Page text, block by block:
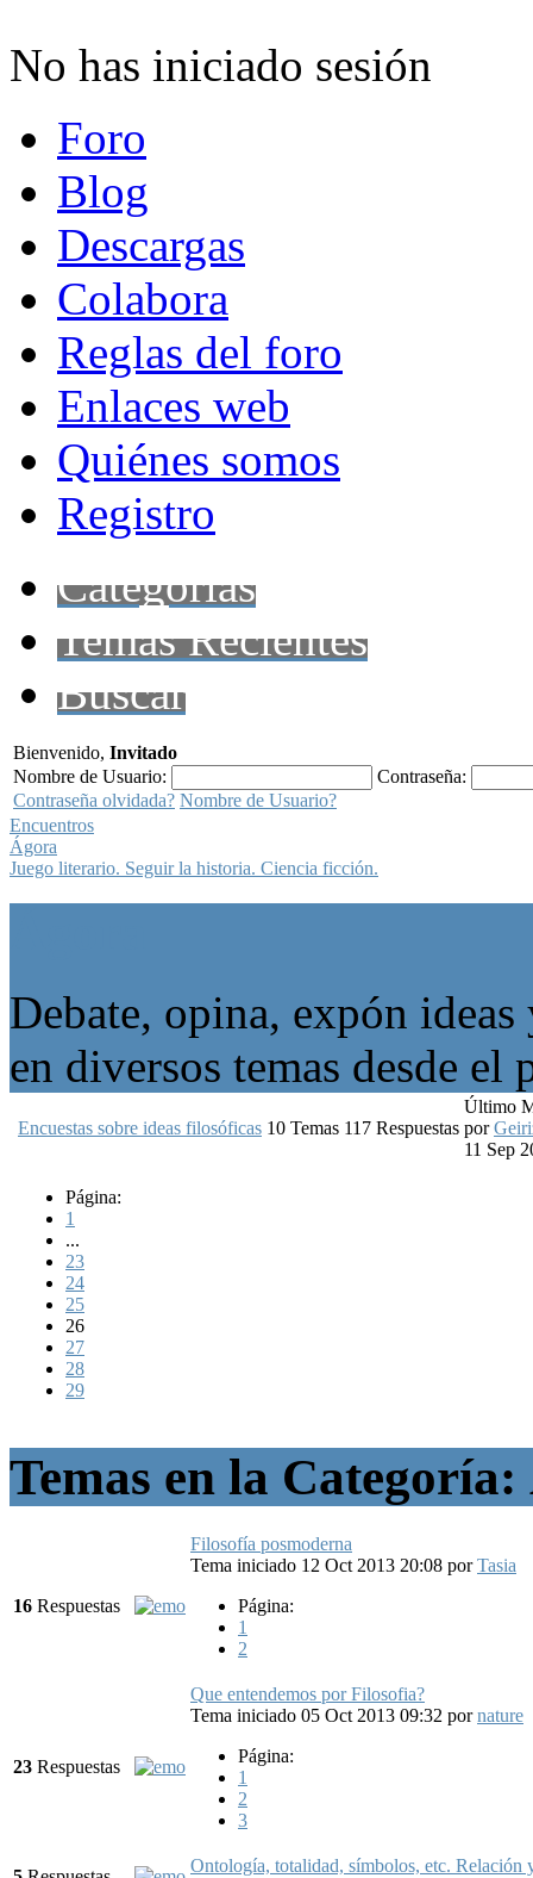
No has iniciado sesión
Foro
Blog
Descargas
Colabora
Reglas del foro
Enlaces web
Quiénes somos
Registro
Categorías
Temas Recientes
Buscar
Bienvenido, Invitado
Nombre de Usuario:
Contraseña:
Contraseña olvidada? Nombre de Usuario?
Encuentros
Ágora
Juego literario. Seguir la historia. Ciencia ficción.
Debate, opina, expón
en diversos temas desde
Encuestas sobre ideas filosóficas 10 Temas 117 Respuestas
Último
por
11 Sep
Página:
1
...
23
24
25
26
27
28
29
Temas en la
16 Respuestas
Filosofía posmoderna
Tema iniciado 12 Oct 2013 20:08 porTasia
Página:
1
2
23 Respuestas
Que entendemos por Filosofia?
Tema iniciado 05 Oct 2013 09:32 pornature
Página:
1
2
3
Ontología, totalidad, símbolos, etc. Relación